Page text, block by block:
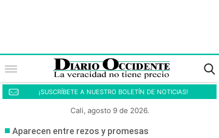
¡SUSCRÍBETE A NUESTRO BOLETÍN DE NOTICIAS!
Cali, agosto 9 de 2026.
Aparecen entre rezos y promesas